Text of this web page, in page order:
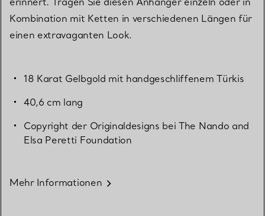
Kombination mit Ketten in verschiedenen Längen für
einen extravaganten Look.
18 Karat Gelbgold mit handgeschliffenem Türkis
40,6 cm lang
Copyright der Originaldesigns bei The Nando and
Elsa Peretti Foundation
Mehr Informationen